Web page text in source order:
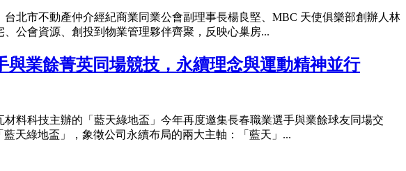
北市不動產仲介經紀商業同業公會副理事長楊良堅、MBC 天使俱樂部創辦人林
公會資源、創投到物業管理夥伴齊聚，反映心巢房...
業餘菁英同場競技，永續理念與運動精神並行
料科技主辦的「藍天綠地盃」今年再度邀集長春職業選手與業餘球友同場交
天綠地盃」，象徵公司永續布局的兩大主軸：「藍天」...